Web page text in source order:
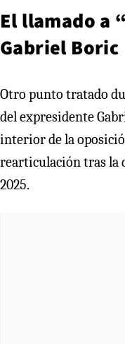
El llamado a
Gabriel Boric
Otro punto tratado
del expresidente
interior de la
rearticulación tras la
2025.